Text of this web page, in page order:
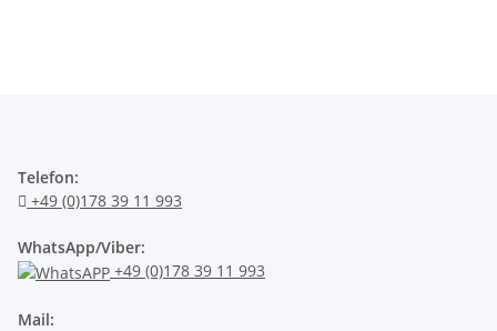
Telefon:
+49 (0)178 39 11 993
WhatsApp/Viber:
+49 (0)178 39 11 993
Mail: